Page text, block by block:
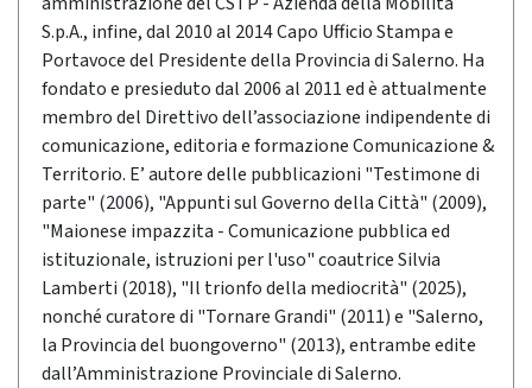
S.p.A., infine, dal 2010 al 2014 Capo Ufficio Stampa e
Portavoce del Presidente della Provincia di Salerno. Ha
fondato e presieduto dal 2006 al 2011 ed è attualmente
membro del Direttivo dell’associazione indipendente di
comunicazione, editoria e formazione Comunicazione &
Territorio. E’ autore delle pubblicazioni "Testimone di
parte" (2006), "Appunti sul Governo della Città" (2009),
"Maionese impazzita - Comunicazione pubblica ed
istituzionale, istruzioni per l'uso" coautrice Silvia
Lamberti (2018), "Il trionfo della mediocrità" (2025),
nonché curatore di "Tornare Grandi" (2011) e "Salerno,
la Provincia del buongoverno" (2013), entrambe edite
dall’Amministrazione Provinciale di Salerno.